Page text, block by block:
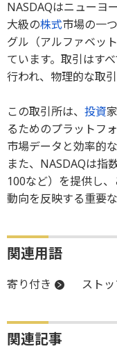
NASDAQはニューヨ
大級の株式市場の一
グル（アルファベッ
ています。取引はす
行われ、物理的な取
この取引所は、 投資
るためのプラットフ
市場データと効率的
また、NASDAQは指
100など）を提供し
動向を反映する重要
関連用語
寄り付き スト
関連記事